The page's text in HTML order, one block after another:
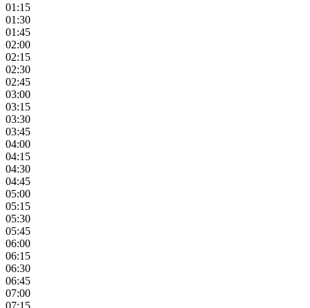
01:15
01:30
01:45
02:00
02:15
02:30
02:45
03:00
03:15
03:30
03:45
04:00
04:15
04:30
04:45
05:00
05:15
05:30
05:45
06:00
06:15
06:30
06:45
07:00
07:15